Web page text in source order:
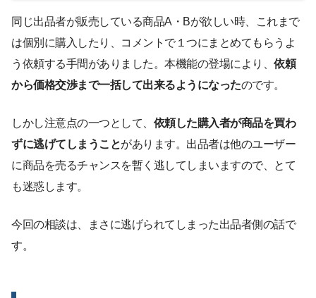
同じ出品者が販売している商品A・Bが欲しい時、これまで
は個別に購入したり、コメントで１つにまとめてもらうよ
う依頼する手間がありました。本機能の登場により、 依頼
から価格交渉まで一括して出来るようになったのです。
しかし注意点の一つとして、 依頼した購入者が商品を買わ
ずに逃げてしまうことがあります。出品者は他のユーザー
に商品を売るチャンスを暫く逃してしまいますので、とて
も迷惑します。
今回の相談は、まさに逃げられてしまった出品者側の話で
す。